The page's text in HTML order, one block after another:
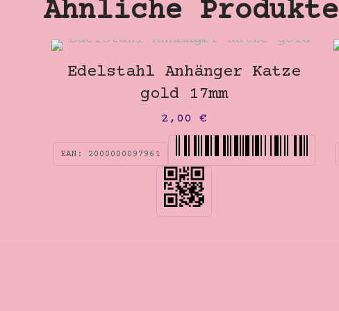
Ähnliche Produkte
Edelstahl Anhänger Katze
gold 17mm
2,00€
EAN: 2000000097961